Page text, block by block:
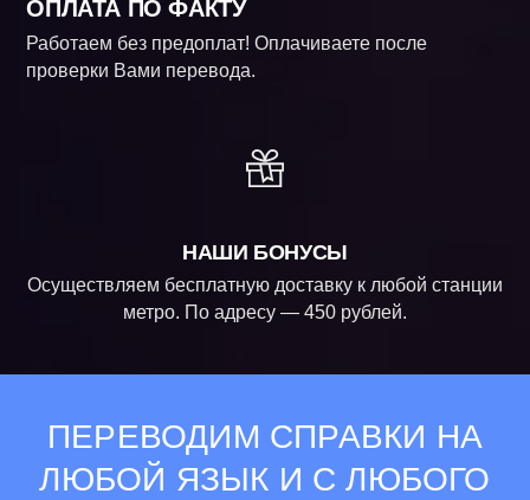
ОПЛАТА ПО ФАКТУ
Работаем без предоплат! Оплачиваете после
проверки Вами перевода.
НАШИ БОНУСЫ
Осуществляем бесплатную доставку к любой станции
метро. По адресу — 450 рублей.
ПЕРЕВОДИМ СПРАВКИ НА
ЛЮБОЙ ЯЗЫК И С ЛЮБОГО